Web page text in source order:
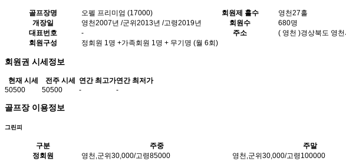
골프장명 오펠 프리미엄 (17000) 회원제 홀수
영천27홀
개장일
영천2007년 /군위2013년 /고령2019년 회원수
680명
대표번호
- 주소
( 영천 )경상북도 영
회원구성
정회원 1명 +가족회원 1명 + 무기명 (월 6회)
회원권 시세정보
현재 시세 전주 시세 연간 최고가연간 최저가
50500
50500 - -
골프장 이용정보
그린피
구분 주중 주말
정회원
영천,군위30,000/고령85000 영천,군위30,000/고령100000